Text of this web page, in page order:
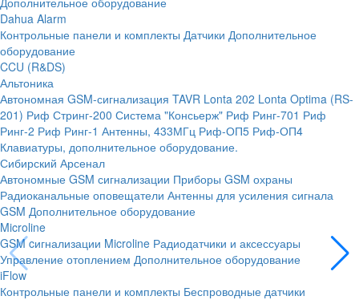
Dahua Alarm
Контрольные панели и комплекты Датчики Дополнительное
оборудование
CCU (R&DS)
Альтоника
Автономная GSM-сигнализация TAVR Lonta 202 Lonta Optima (RS-
201) Риф Стринг-200 Система "Консьерж" Риф Ринг-701 Риф
Ринг-2 Риф Ринг-1 Антенны, 433МГц Риф-ОП5 Риф-ОП4
Клавиатуры, дополнительное оборудование.
Сибирский Арсенал
Автономные GSM сигнализации Приборы GSM охраны
Радиоканальные оповещатели Антенны для усиления сигнала
GSM Дополнительное оборудование
Microline
GSM cигнализации Microline Радиодатчики и аксессуары
Управление отоплением Дополнительное оборудование
iFlow
Контрольные панели и комплекты Беспроводные датчики